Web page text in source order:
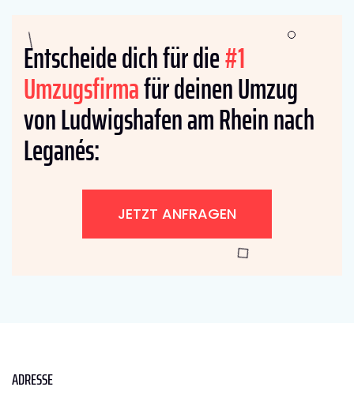
Entscheide dich für die#1
Umzugsfirmafür deinen Umzug
von Ludwigshafen am Rhein nach
Leganés:
JETZT ANFRAGEN
ADRESSE